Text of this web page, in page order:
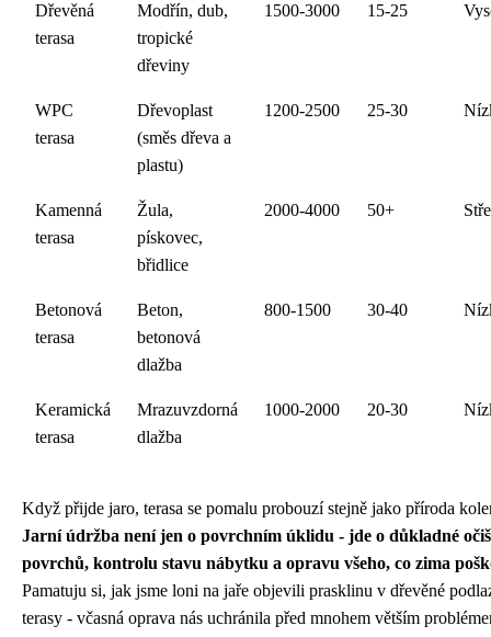
Dřevěná
terasa
Modřín, dub,
tropické
dřeviny
1500-3000 15-25
WPC
terasa
Dřevoplast
(směs dřeva a
plastu)
1200-2500 25-30
Kamenná
terasa
Žula,
pískovec,
břidlice
2000-4000 50+
Betonová
terasa
Beton,
betonová
dlažba
800-1500 30-40
Keramická
terasa
Mrazuvzdorná
dlažba
1000-2000 20-30
Když přijde jaro, terasa se pomalu probouzí stejně jako příroda
Jarní údržba není jen o povrchním úklidu - jde o důkladné
povrchů, kontrolu stavu nábytku a opravu všeho, co zima
Pamatuju si, jak jsme loni na jaře objevili prasklinu v dřevěné
terasy - včasná oprava nás uchránila před mnohem větším